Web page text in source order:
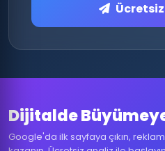
Dijitalde Büyümeye
Google'da ilk sayfaya çıkın,